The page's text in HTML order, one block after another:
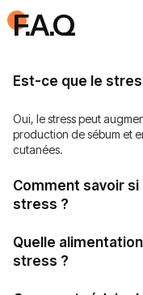
F.A.Q
Est-ce que le
Oui, le stress peut
production de sébum et
cutanées.
Comment savoir
stress ?
Quelle
stress ?